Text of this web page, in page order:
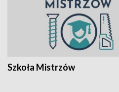
Szkoła Mistrzów